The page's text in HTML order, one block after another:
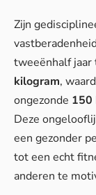
Zijn
tweeënhalf jaar
kilogram,
ongezonde 150
Deze
een gezonder
tot een echt
anderen te